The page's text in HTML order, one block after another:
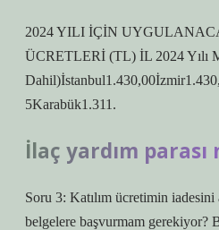
2024 YILI İÇİN
ÜCRETLERİ (TL) İL 2024 Yılı
5Karabük1.311.
İlaç yardım parası
Soru 3: Katılım ücretimin
belgelere başvurmam gerekiyor?